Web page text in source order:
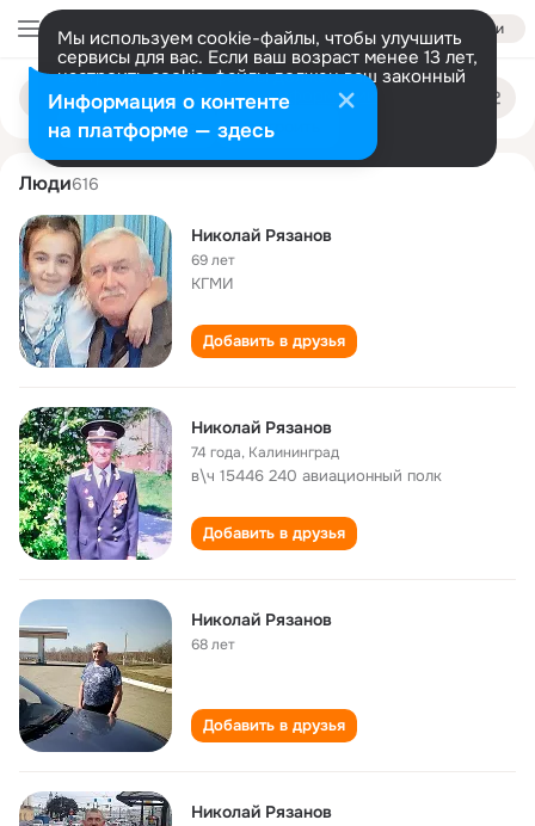
Войти
Мы используем cookie-файлы, чтобы улучшить
сервисы для вас. Если ваш возраст менее 13 лет,
настроить cookie-файлы должен ваш законный
представитель. Больше информации
Разрешить все Настроить
Поиск
людям
nikolay ryazanov
Люди616
Николай Рязанов
69 лет
КГМИ
Добавить в друзья
Николай Рязанов
74 года, Калининград
в\ч 15446 240 авиационный полк
Добавить в друзья
Николай Рязанов
68 лет
Добавить в друзья
Николай Рязанов
Информация о контенте
на платформе — здесь